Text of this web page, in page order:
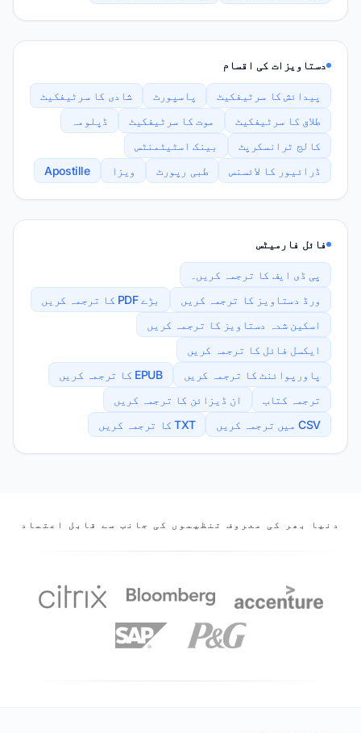
دستاویزات کی اقسام
پیدائش کا سرٹیفکیٹ پاسپورٹ
شادی کا سرٹیفکیٹ
طلاق کا سرٹیفکیٹ
موت کا سرٹیفکیٹ
ڈپلومہ
کالج ٹرانسکرپٹ
بینک اسٹیٹمنٹس
ڈرائیور کا لائسنس
طبی رپورٹ ویزا Apostille
فائل فارمیٹس
پی ڈی ایف کا ترجمہ کریں۔
ورڈ دستاویز کا ترجمہ کریں
بڑے PDF کا ترجمہ کریں
اسکین شدہ دستاویز کا ترجمہ کریں
ایکسل فائل کا ترجمہ کریں
پاورپوائنٹ کا ترجمہ کریں
EPUB کا ترجمہ کریں
ترجمہ کتاب
ان ڈیزائن کا ترجمہ کریں
CSV میں ترجمہ کریں
TXT کا ترجمہ کریں
ہمارے پارٹنرز
دنیا بھر کی معروف تنظیموں کی جانب سے قابل اعتماد